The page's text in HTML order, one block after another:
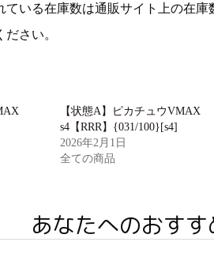
ている在庫数は通販サイト上の在
さい。
【状態A】ピカチュウVMAX
s4【RRR】{031/100}[s4]
2026年2月1日
全ての商品
あなたへのおすす